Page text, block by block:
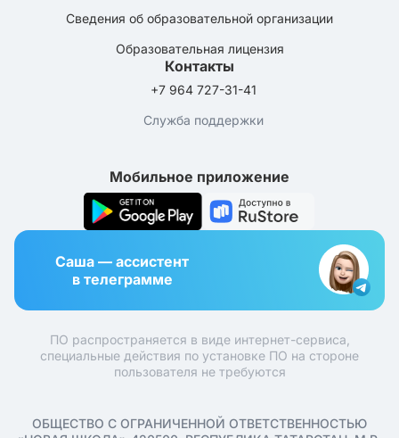
Сведения об образовательной организации
Образовательная лицензия
Контакты
+7 964 727-31-41
Служба поддержки
Мобильное приложение
Саша — ассистент
в телеграмме
ПО распространяется в виде интернет-сервиса,
специальные действия по установке ПО на стороне
пользователя не требуются
ОБЩЕСТВО С ОГРАНИЧЕННОЙ ОТВЕТСТВЕННОСТЬЮ